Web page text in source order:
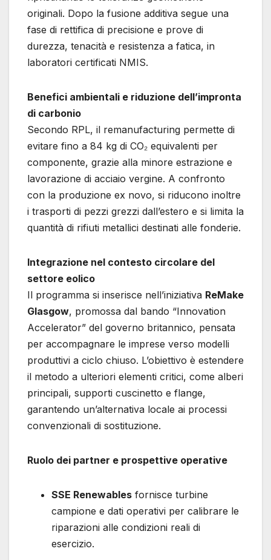
originali. Dopo la fusione additiva segue una
fase di rettifica di precisione e prove di
durezza, tenacità e resistenza a fatica, in
laboratori certificati NMIS.
Benefici ambientali e riduzione dell’impronta
di carbonio
Secondo RPL, il remanufacturing permette di
evitare fino a 84 kg di CO₂ equivalenti per
componente, grazie alla minore estrazione e
lavorazione di acciaio vergine. A confronto
con la produzione ex novo, si riducono inoltre
i trasporti di pezzi grezzi dall’estero e si limita la
quantità di rifiuti metallici destinati alle fonderie.
Integrazione nel contesto circolare del
settore eolico
Il programma si inserisce nell’iniziativa ReMake
Glasgow, promossa dal bando “Innovation
Accelerator” del governo britannico, pensata
per accompagnare le imprese verso modelli
produttivi a ciclo chiuso. L’obiettivo è estendere
il metodo a ulteriori elementi critici, come alberi
principali, supporti cuscinetto e flange,
garantendo un’alternativa locale ai processi
convenzionali di sostituzione.
Ruolo dei partner e prospettive operative
SSE Renewables fornisce turbine
campione e dati operativi per calibrare le
riparazioni alle condizioni reali di
esercizio.